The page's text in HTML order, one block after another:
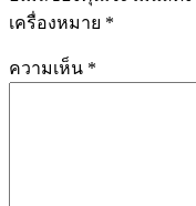
เครื่องหมาย *
ความเห็น *